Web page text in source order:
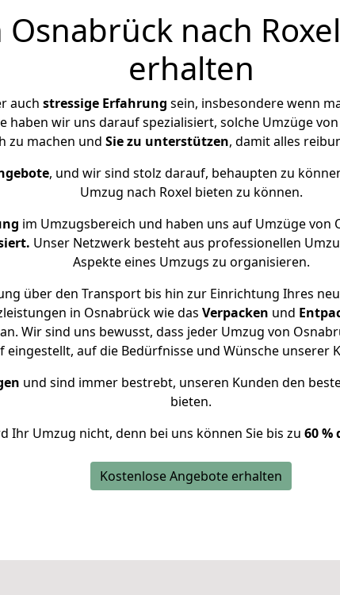
nach
erhalten
auch stressige Erfahrung sein, insbesondere wenn
haben wir uns darauf spezialisiert, solche Umzüge
zu machen und Sie zu unterstützen, damit alles
, und wir sind stolz darauf, behaupten zu
Umzug nach Roxel bieten zu können.
im Umzugsbereich und haben uns auf Umzüge
Unser Netzwerk besteht aus professionellen
Aspekte eines Umzugs zu organisieren.
über den Transport bis hin zur Einrichtung Ihres
in Osnabrück wie das Verpacken und
Wir sind uns bewusst, dass jeder Umzug von
eingestellt, auf die Bedürfnisse und Wünsche unserer
und sind immer bestrebt, unseren Kunden den
bieten.
Ihr Umzug nicht, denn bei uns können Sie bis zu 60 %
Kostenlose Angebote erhalten